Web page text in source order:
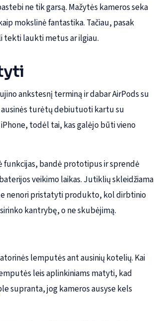
ne tik garsą. Mažytės kameros seka
mokslinė fantastika. Tačiau, pasak
tekti laukti metus ar ilgiau.
ankstesnį terminą ir dabar AirPods su
ausinės turėtų debiutuoti kartu su
todėl tai, kas galėjo būti vieno
funkcijas, bandė prototipus ir sprendė
veikimo laikas. Jutiklių skleidžiama
nenori pristatyti produkto, kol dirbtinio
kantrybę, o ne skubėjimą.
lemputės ant ausinių kotelių. Kai
leis aplinkiniams matyti, kad
supranta, jog kameros ausyse kels